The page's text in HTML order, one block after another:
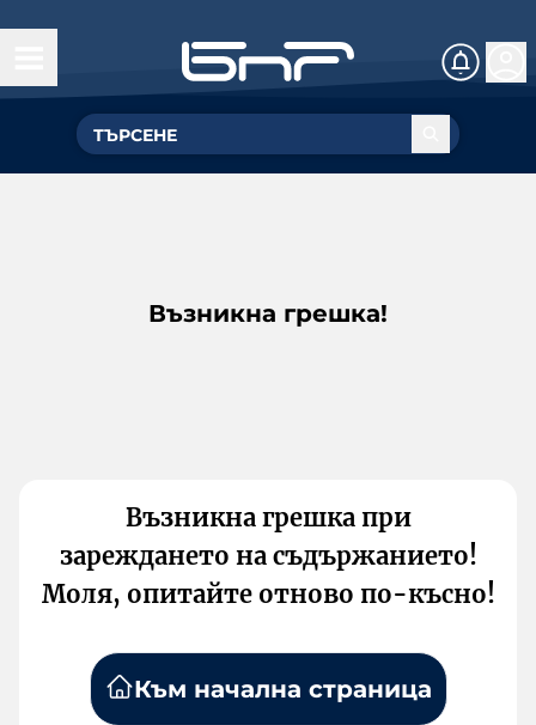
Възникна грешка!
Възникна грешка при
зареждането на съдържанието!
Моля, опитайте отново по-късно!
Към начална страница